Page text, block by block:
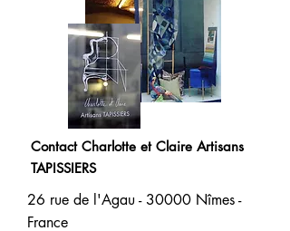
Contact Charlotte et Claire Artisans
TAPISSIERS
26 rue de l'Agau - 30000 Nîmes -
France